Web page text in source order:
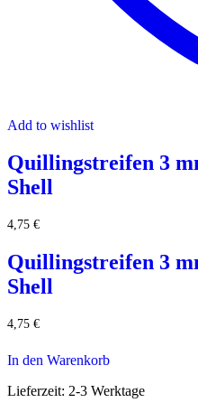
Add to wishlist
Quillingstreifen 3
Shell
4,75 €
Quillingstreifen 3
Shell
4,75 €
In den Warenkorb
Lieferzeit: 2-3 Werktage